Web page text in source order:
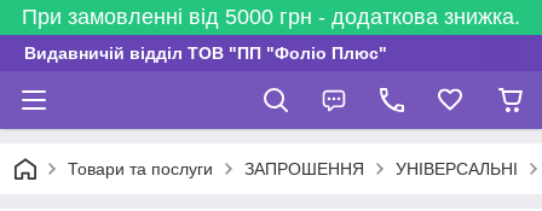
При замовленні від 5000 грн - додаткова знижка.
Видавничій відділ ТОВ "ПП "Фоліо Плюс"
Товари та послуги ЗАПРОШЕННЯ УНІВЕРСАЛЬНІ